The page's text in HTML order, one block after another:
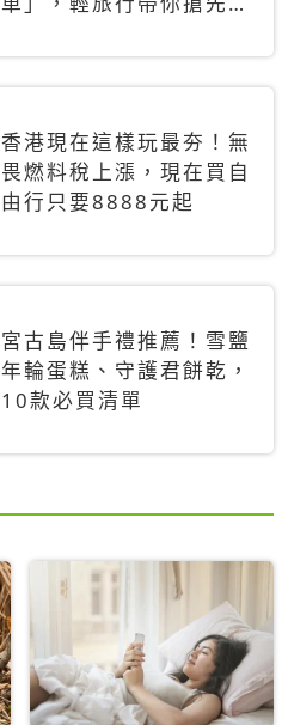
香港現在這樣玩最夯！無
畏燃料稅上漲，現在買自
由行只要8888元起
宮古島伴手禮推薦！雪鹽
年輪蛋糕、守護君餅乾，
10款必買清單